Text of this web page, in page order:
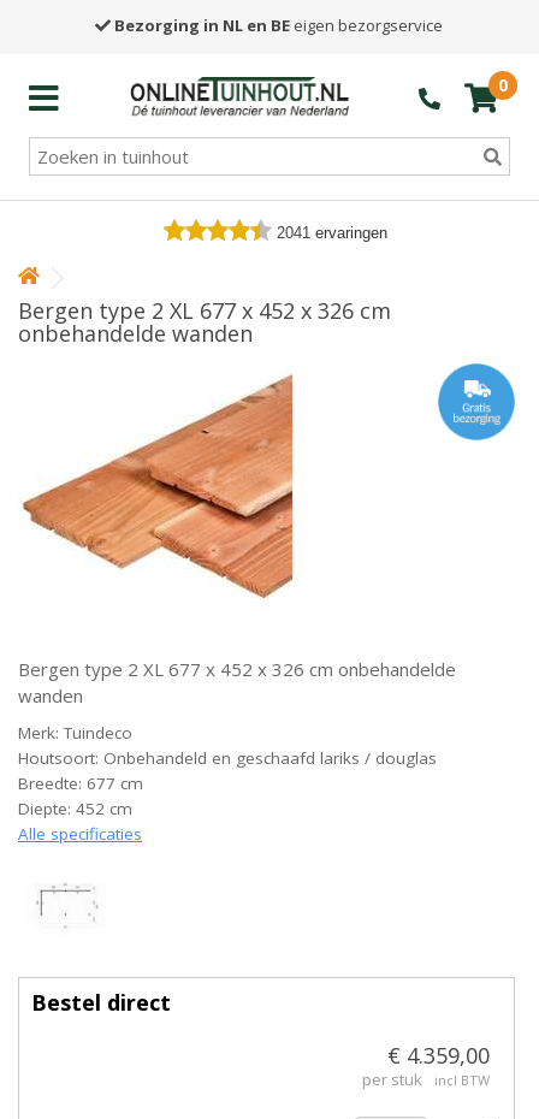
Bezorging in NL en BE eigen bezorgservice
0
2041 ervaringen
Bergen type 2 XL 677 x 452 x 326 cm
onbehandelde wanden
Bergen type 2 XL 677 x 452 x 326 cm onbehandelde
wanden
Merk: Tuindeco
Houtsoort: Onbehandeld en geschaafd lariks / douglas
Breedte: 677 cm
Diepte: 452 cm
Alle specificaties
Bestel direct
€ 4.359,00
per stuk incl BTW